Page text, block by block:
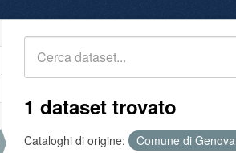
1 dataset trovato
Cataloghi di origine: Comune di Genova